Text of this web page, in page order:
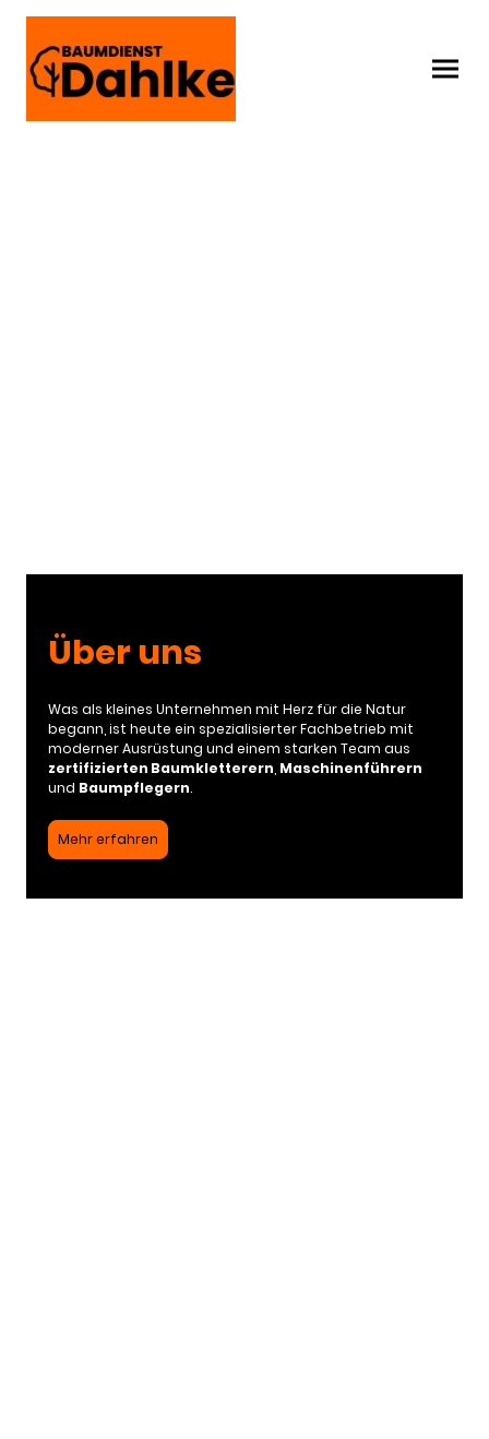
Über uns
Was als kleines Unternehmen mit Herz für die Natur
begann, ist heute ein spezialisierter Fachbetrieb mit
moderner Ausrüstung und einem starken Team aus
zertifizierten Baumkletterern Maschinenführern
und Baumpflegern.
Mehr erfahren